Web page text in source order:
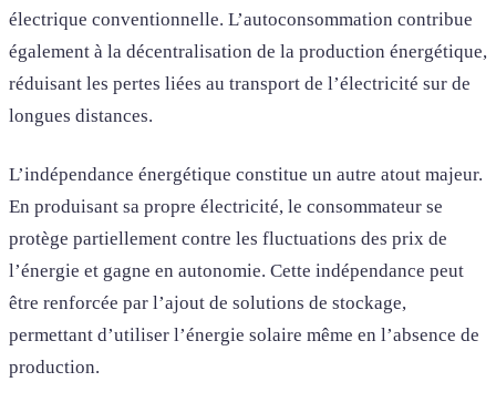
électrique conventionnelle. L’autoconsommation contribue
également à la décentralisation de la production énergétique,
réduisant les pertes liées au transport de l’électricité sur de
longues distances.
L’indépendance énergétique constitue un autre atout majeur.
En produisant sa propre électricité, le consommateur se
protège partiellement contre les fluctuations des prix de
l’énergie et gagne en autonomie. Cette indépendance peut
être renforcée par l’ajout de solutions de stockage,
permettant d’utiliser l’énergie solaire même en l’absence de
production.